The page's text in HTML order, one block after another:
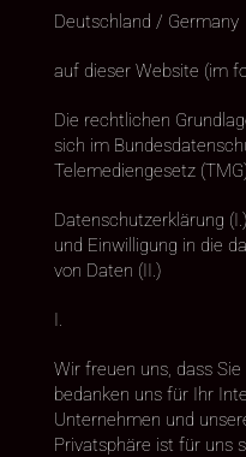
Deutschland / Germany
auf dieser Website (im
Die rechtlichen
sich im
Telemediengesetz
Datenschutzerklärung (I.)
und Einwilligung in die
von Daten (II.)
I.
Wir freuen uns, dass
bedanken uns für Ihr
Unternehmen und
Privatsphäre ist für uns